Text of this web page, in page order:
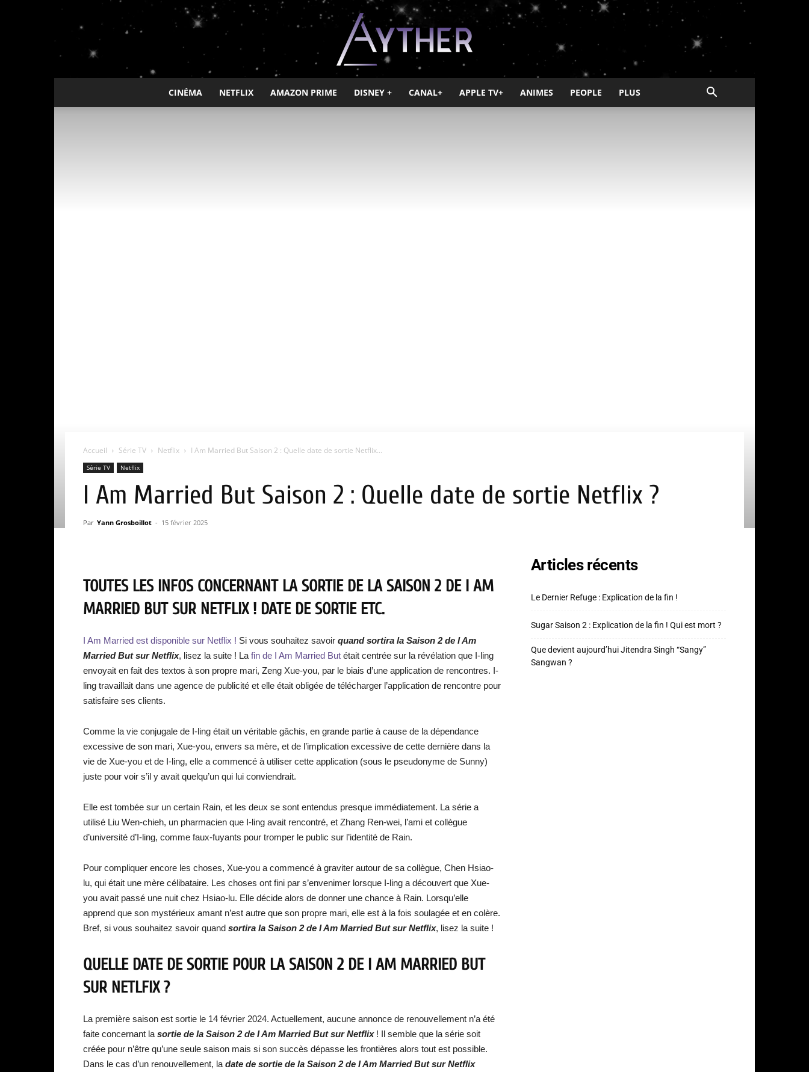
Ayther
CINÉMA NETFLIX AMAZON PRIME DISNEY + CANAL+ APPLE TV+ ANIMES PEOPLE PLUS
Accueil Série TV Netflix I Am Married But Saison 2 : Quelle date de sortie Netflix...
Série TV Netflix
I Am Married But Saison 2 : Quelle date de sortie Netflix ?
Par Yann Grosboillot - 15 février 2025
TOUTES LES INFOS CONCERNANT LA SORTIE DE LA SAISON 2 DE I AM
MARRIED BUT SUR NETFLIX ! DATE DE SORTIE ETC.
I Am Married est disponible sur Netflix ! Si vous souhaitez savoir quand sortira la Saison 2 de I Am
Married But sur Netflix, lisez la suite ! La fin de I Am Married But était centrée sur la révélation que I-ling
envoyait en fait des textos à son propre mari, Zeng Xue-you, par le biais d’une application de rencontres. I-
ling travaillait dans une agence de publicité et elle était obligée de télécharger l’application de rencontre pour
satisfaire ses clients.
Comme la vie conjugale de I-ling était un véritable gâchis, en grande partie à cause de la dépendance
excessive de son mari, Xue-you, envers sa mère, et de l’implication excessive de cette dernière dans la
vie de Xue-you et de I-ling, elle a commencé à utiliser cette application (sous le pseudonyme de Sunny)
juste pour voir s’il y avait quelqu’un qui lui conviendrait.
Elle est tombée sur un certain Rain, et les deux se sont entendus presque immédiatement. La série a
utilisé Liu Wen-chieh, un pharmacien que I-ling avait rencontré, et Zhang Ren-wei, l’ami et collègue
d’université d’I-ling, comme faux-fuyants pour tromper le public sur l’identité de Rain.
Pour compliquer encore les choses, Xue-you a commencé à graviter autour de sa collègue, Chen Hsiao-
lu, qui était une mère célibataire. Les choses ont fini par s’envenimer lorsque I-ling a découvert que Xue-
you avait passé une nuit chez Hsiao-lu. Elle décide alors de donner une chance à Rain. Lorsqu’elle
apprend que son mystérieux amant n’est autre que son propre mari, elle est à la fois soulagée et en colère.
Bref, si vous souhaitez savoir quand sortira la Saison 2 de I Am Married But sur Netflix, lisez la suite !
QUELLE DATE DE SORTIE POUR LA SAISON 2 DE I AM MARRIED BUT
SUR NETLFIX ?
La première saison est sortie le 14 février 2024. Actuellement, aucune annonce de renouvellement n’a été
faite concernant la sortie de la Saison 2 de I Am Married But sur Netflix! Il semble que la série soit
créée pour n’être qu’une seule saison mais si son succès dépasse les frontières alors tout est possible.
Dans le cas d’un renouvellement, la date de sortie de la Saison 2 de I Am Married But sur Netflix
Articles récents
Le Dernier Refuge : Explication de la fin !
Sugar Saison 2 : Explication de la fin ! Qui est mort ?
Que devient aujourd’hui Jitendra Singh “Sangy”
Sangwan ?